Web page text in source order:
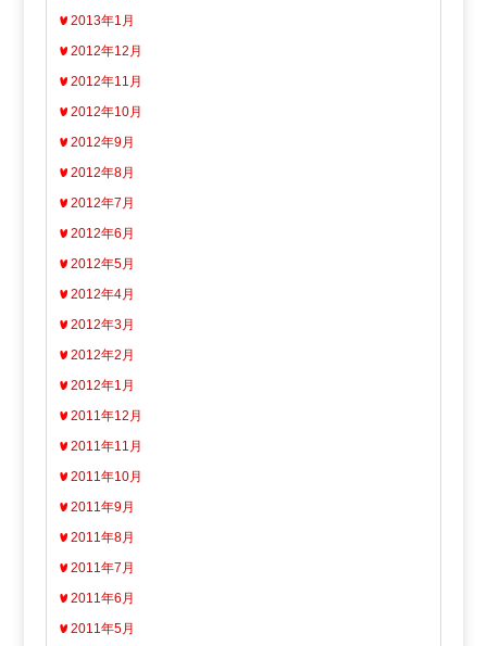
2013年1月
2012年12月
2012年11月
2012年10月
2012年9月
2012年8月
2012年7月
2012年6月
2012年5月
2012年4月
2012年3月
2012年2月
2012年1月
2011年12月
2011年11月
2011年10月
2011年9月
2011年8月
2011年7月
2011年6月
2011年5月